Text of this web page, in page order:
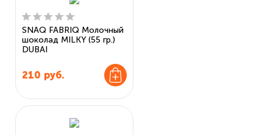
SNAQ FABRIQ Молочный
шоколад MILKY (55 гр.)
DUBAI
210 руб.